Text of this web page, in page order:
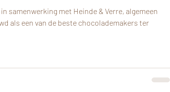
samenwerking met Heinde & Verre, algemeen
als een van de beste chocolademakers ter